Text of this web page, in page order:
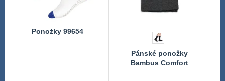
Ponožky 99654
Pánské ponožky
Bambus Comfort